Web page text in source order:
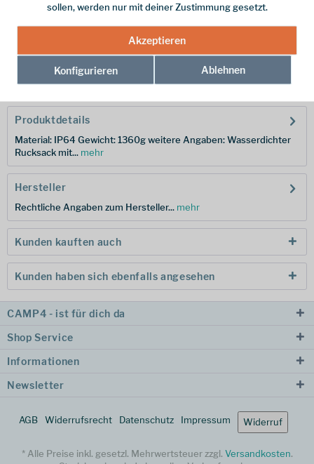
Hersteller-Nr.: F7717
Beschreibung
Mit dem Vario PS von Ortlieb kommt ein Rucksack-
Fahrradtaschen Hybrid der Extraklasse ans Rad...mehr
Produktdetails
Material: IP64 Gewicht: 1360g weitere Angaben: Wasserdichter
Rucksack mit... mehr
Hersteller
Rechtliche Angaben zum Hersteller... mehr
Kunden kauften auch
Kunden haben sich ebenfalls angesehen
CAMP4 - ist für dich da
Shop Service
Informationen
Newsletter
AGB Widerrufsrecht Datenschutz Impressum Widerruf
* Alle Preise inkl. gesetzl. Mehrwertsteuer zzgl. Versandkosten.
sollen, werden nur mit deiner Zustimmung gesetzt.
Akzeptieren
Konfigurieren Ablehnen